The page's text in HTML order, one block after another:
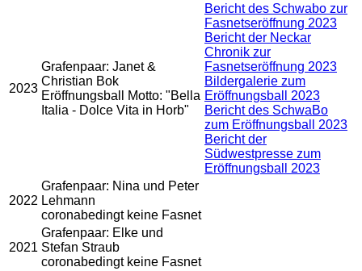
2023
Grafenpaar: Janet &
Christian Bok
Eröffnungsball Motto: "Bella
Italia - Dolce Vita in Horb"
Bericht des Schwabo zur
Fasnetseröffnung 2023
Bericht der Neckar
Chronik zur
Fasnetseröffnung 2023
Bildergalerie zum
Eröffnungsball 2023
Bericht des SchwaBo
zum Eröffnungsball 2023
Bericht der
Südwestpresse zum
Eröffnungsball 2023
2022
Grafenpaar: Nina und Peter
Lehmann
coronabedingt keine Fasnet
2021
Grafenpaar: Elke und
Stefan Straub
coronabedingt keine Fasnet